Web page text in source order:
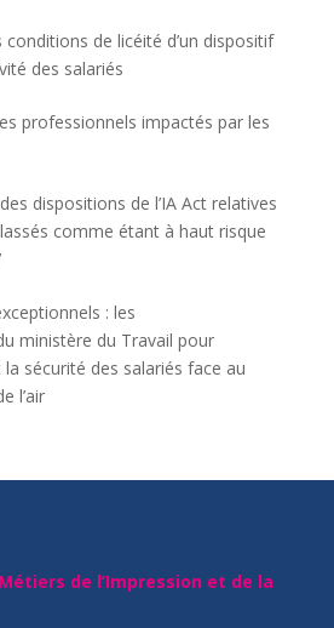
conditions de licéité d’un dispositif
des salariés
professionnels impactés par les
dispositions de l’IA Act relatives
comme étant à haut risque
: les
ministère du Travail pour
sécurité des salariés face au
l’air
de l’Impression et de la